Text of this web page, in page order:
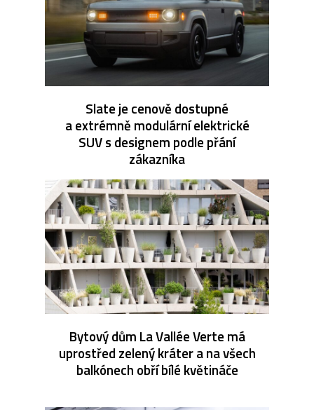
Slate je cenově dostupné
a extrémně modulární elektrické
SUV s designem podle přání
zákazníka
Bytový dům La Vallée Verte má
uprostřed zelený kráter a na všech
balkónech obří bílé květináče